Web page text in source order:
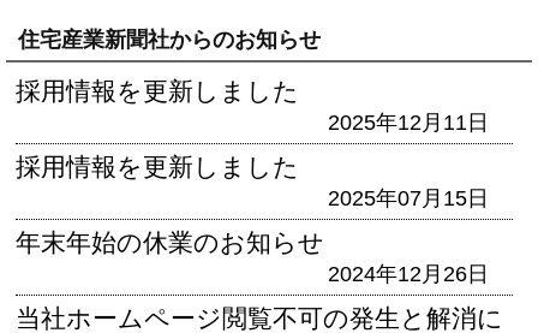
住宅産業新聞社からのお知らせ
採用情報を更新しました
2025年12月11日
採用情報を更新しました
2025年07月15日
年末年始の休業のお知らせ
2024年12月26日
当社ホームページ閲覧不可の発生と解消に